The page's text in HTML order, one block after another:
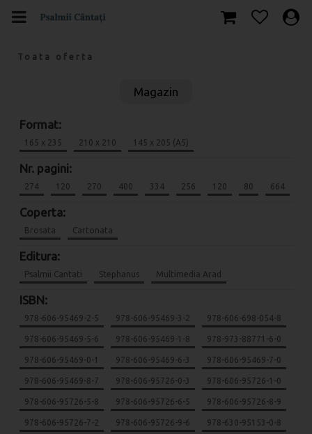
Toata oferta
Magazin
Format:
165 x 235 210 x 210 145 x 205 (A5)
Nr. pagini:
274 120 270 400 334 256 120 80 664
Coperta:
Brosata Cartonata
Editura:
Psalmii Cantati Stephanus Multimedia Arad
ISBN:
978-606-95469-2-5 978-606-95469-3-2 978-606-698-054-8
978-606-95469-5-6 978-606-95469-1-8 978-973-88771-6-0
978-606-95469-0-1 978-606-95469-6-3 978-606-95469-7-0
978-606-95469-8-7 978-606-95726-0-3 978-606-95726-1-0
978-606-95726-5-8 978-606-95726-6-5 978-606-95726-8-9
978-606-95726-7-2 978-606-95726-9-6 978-630-95153-0-8